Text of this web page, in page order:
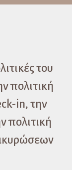
του
πολιτική
in, την
πολιτική